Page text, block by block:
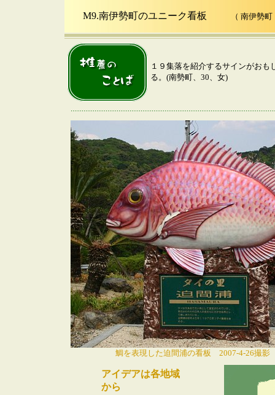
M9.南伊勢町のユニーク看板 （ 南伊勢町
１９集落を紹介するサインがお
る。(南勢町、30、女)
鯛を表現した迫間浦の看板 2007-4-26撮影
アイデアは各地域
から